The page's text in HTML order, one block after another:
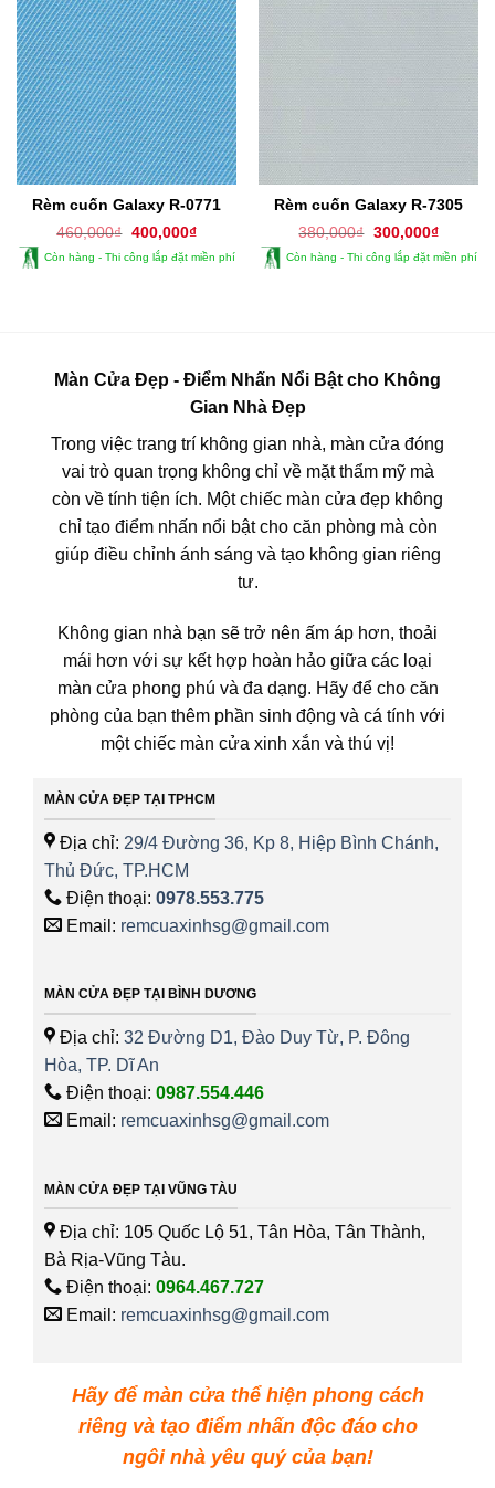
Rèm cuốn Galaxy R-0771
460,000₫ Giá
là:
400,000₫Giá
tại
Còn hàng - Thi công lắp đặt miền phí
Rèm cuốn Galaxy R-7305
380,000₫ Giá
là:
300,000₫Giá
tại
Còn hàng - Thi công lắp đặt miền phí
Màn Cửa Đẹp - Điểm Nhấn Nổi Bật cho Không
Gian Nhà Đẹp
Trong việc trang trí không gian nhà, màn cửa đóng
vai trò quan trọng không chỉ về mặt thẩm mỹ mà
còn về tính tiện ích. Một chiếc màn cửa đẹp không
chỉ tạo điểm nhấn nổi bật cho căn phòng mà còn
giúp điều chỉnh ánh sáng và tạo không gian riêng
tư.
Không gian nhà bạn sẽ trở nên ấm áp hơn, thoải
mái hơn với sự kết hợp hoàn hảo giữa các loại
màn cửa phong phú và đa dạng. Hãy để cho căn
phòng của bạn thêm phần sinh động và cá tính với
một chiếc màn cửa xinh xắn và thú vị!
MÀN CỬA ĐẸP TẠI TPHCM
Địa chỉ: 29/4 Đường 36, Kp 8, Hiệp Bình Chánh,
Thủ Đức, TP.HCM
Điện thoại: 0978.553.775
Email: remcuaxinhsg@gmail.com
MÀN CỬA ĐẸP TẠI BÌNH DƯƠNG
Địa chỉ: 32 Đường D1, Đào Duy Từ, P. Đông
Hòa, TP. Dĩ An
Điện thoại: 0987.554.446
Email: remcuaxinhsg@gmail.com
MÀN CỬA ĐẸP TẠI VŨNG TÀU
Địa chỉ: 105 Quốc Lộ 51, Tân Hòa, Tân Thành,
Bà Rịa-Vũng Tàu.
Điện thoại: 0964.467.727
Email: remcuaxinhsg@gmail.com
Hãy để màn cửa thể hiện phong cách
riêng và tạo điểm nhấn độc đáo cho
ngôi nhà yêu quý của bạn!